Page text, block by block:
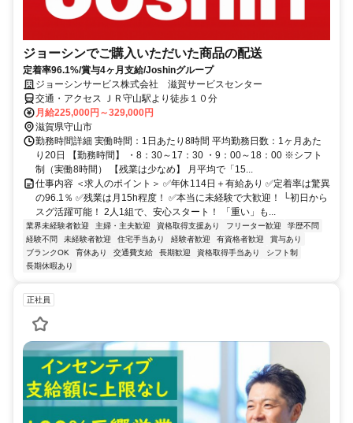
ジョーシンでご購入いただいた商品の配送
定着率96.1%/賞与4ヶ月支給/Joshinグループ
ジョーシンサービス株式会社 滋賀サービスセンター
交通・アクセス ＪＲ守山駅より徒歩１０分
月給225,000円～329,000円
滋賀県守山市
勤務時間詳細 実働時間：1日あたり8時間 平均勤務日数：1ヶ月あた
り20日 【勤務時間】 ・8：30～17：30 ・9：00～18：00 ※シフト
制（実働8時間） 【残業は少なめ】 月平均で「15...
仕事内容 ＜求人のポイント＞ ✅年休114日＋有給あり ✅定着率は驚異
の96.1％ ✅残業は月15h程度！ ✅本当に未経験で大歓迎！ └初日から
スグ活躍可能！ 2人1組で、安心スタート！ 「重い」も...
業界未経験者歓迎 主婦・主夫歓迎 資格取得支援あり フリーター歓迎
学歴不問
経験不問
未経験者歓迎 住宅手当あり 経験者歓迎 有資格者歓迎
賞与あり
ブランクOK
育休あり 交通費支給 長期歓迎 資格取得手当あり
シフト制
長期休暇あり
正社員